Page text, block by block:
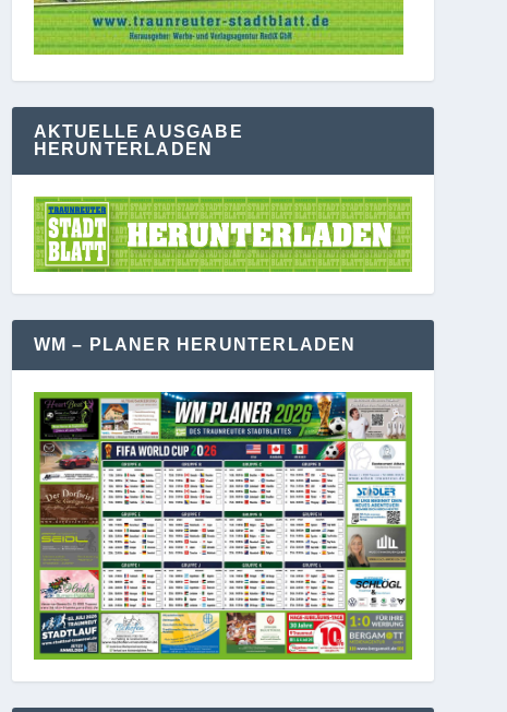
AKTUELLE AUSGABE
HERUNTERLADEN
WM – PLANER HERUNTERLADEN